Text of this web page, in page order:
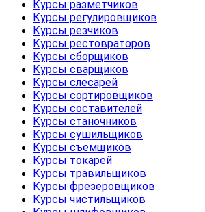
Курсы разметчиков
Курсы регулировщиков
Курсы резчиков
Курсы рестовраторов
Курсы сборщиков
Курсы сварщиков
Курсы слесарей
Курсы сортировщиков
Курсы составителей
Курсы станочников
Курсы сушильщиков
Курсы съемщиков
Курсы токарей
Курсы травильщиков
Курсы фрезеровщиков
Курсы чистильщиков